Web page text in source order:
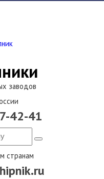
заводов
42-41
странам